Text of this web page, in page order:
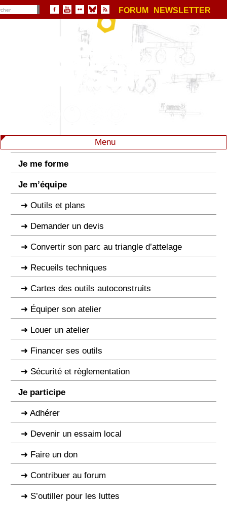
FORUM NEWSLETTER
Menu
Je me forme
Je m’équipe
Outils et plans
Demander un devis
Convertir son parc au triangle d’attelage
Recueils techniques
Cartes des outils autoconstruits
Équiper son atelier
Louer un atelier
Financer ses outils
Sécurité et règlementation
Je participe
Adhérer
Devenir un essaim local
Faire un don
Contribuer au forum
S’outiller pour les luttes